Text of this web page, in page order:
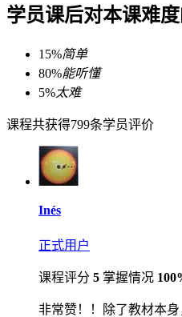
学员课后对本课难
15%简单
80%能听懂
5%太难
课程共获得799条学员评价
Inés
正式用户
课程评分 5 掌握情况
非常赞！！除了教材本